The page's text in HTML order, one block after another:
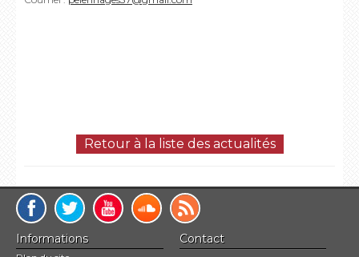
Retour à la liste des actualités
Informations Contact